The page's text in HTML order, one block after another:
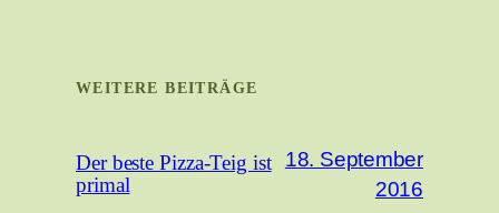
WEITERE BEITRÄGE
Der beste Pizza-Teig ist
primal
18. September
2016